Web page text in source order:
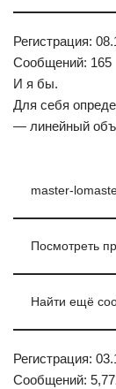
Регистрация:
Сообщений: 165
И я бы.
Для себя
— линейный
master-
Посмотреть
Найти ещё
Регистрация:
Сообщений: